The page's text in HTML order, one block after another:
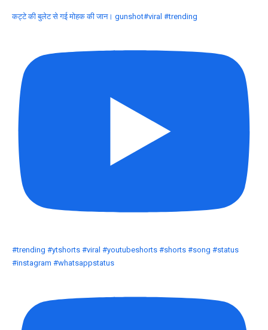
कट्टे की बुलेट से गई मोहक की जान। gunshot#viral #trending
#trending #ytshorts #viral #youtubeshorts #shorts #song #status
#instagram #whatsappstatus